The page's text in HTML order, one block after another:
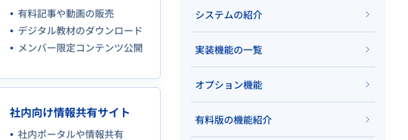
有料記事や動画の販売
デジタル教材のダウンロード
メンバー限定コンテンツ公開
社内向け情報共有サイト
社内ポータルや情報共有
システムの紹介
実装機能の一覧
オプション機能
有料版の機能紹介